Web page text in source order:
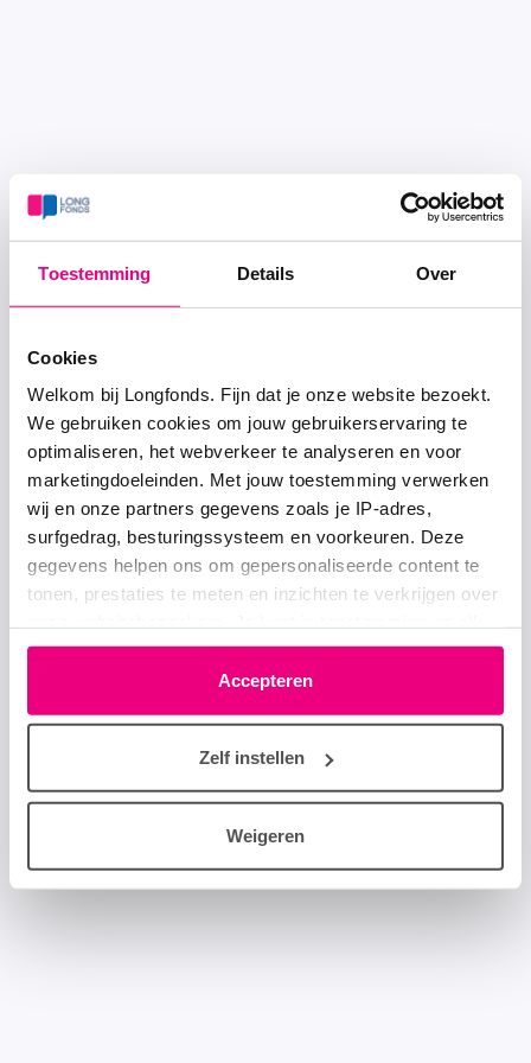
Toestemming Details Over
Cookies
Welkom bij Longfonds. Fijn dat je onze website bezoekt.
We gebruiken cookies om jouw gebruikerservaring te
optimaliseren, het webverkeer te analyseren en voor
marketingdoeleinden. Met jouw toestemming verwerken
wij en onze partners gegevens zoals je IP-adres,
surfgedrag, besturingssysteem en voorkeuren. Deze
gegevens helpen ons om gepersonaliseerde content te
tonen, prestaties te meten en inzichten te verkrijgen over
moment wijzigen of intrekken via het cookie-icoontje
linksonder elke pagina. De lijst met partners is te vinden
in het tabblad “details”.
Accepteren
Zelf instellen
Weigeren